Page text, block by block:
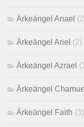
Ärkeängel Anael
Ärkeängel Ariel (2)
Ärkeängel Azrael
Ärkeängel Chamuel
Ärkeängel Faith (3)